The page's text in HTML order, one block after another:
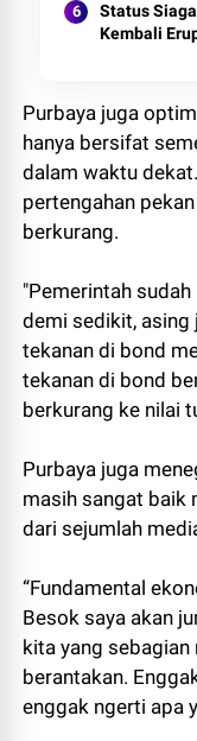
Status
Kembali
Purbaya juga
hanya bersifat
dalam waktu
pertengahan
berkurang.
"Pemerintah
demi sedikit, asing
tekanan di bond
tekanan di bond
berkurang ke nilai
Purbaya juga
masih sangat baik
dari sejumlah
“Fundamental
Besok saya akan
kita yang
berantakan.
enggak ngerti apa